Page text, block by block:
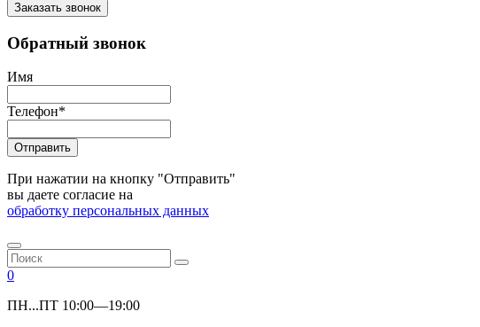
Заказать звонок
Обратный звонок
Имя
Телефон*
Отправить
При нажатии на кнопку "Отправить"
вы даете согласие на
обработку персональных данных
0
ПН...ПТ 10:00—19:00